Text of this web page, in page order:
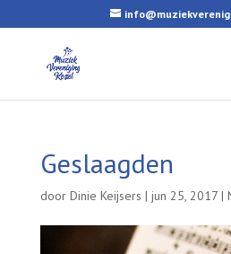
Geslaagden
door Dinie Keijsers | jun 25, 2017|